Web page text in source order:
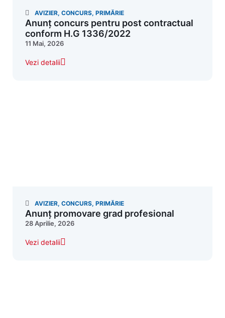
AVIZIER, CONCURS, PRIMĂRIE
Anunț concurs pentru post contractual
conform H.G 1336/2022
11 Mai, 2026
Vezi detalii
AVIZIER, CONCURS, PRIMĂRIE
Anunț promovare grad profesional
28 Aprilie, 2026
Vezi detalii